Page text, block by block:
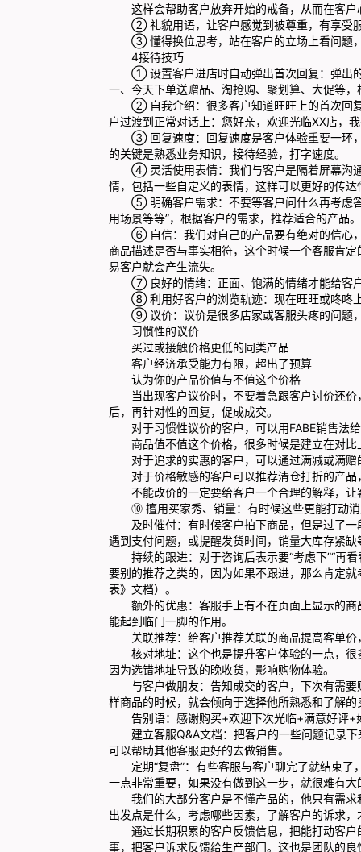
这样会帮助客户放弃开始的戒备，从而在客户
② 礼貌用语，让客户感觉到被尊重，有享受
③ 懂得换位思考，站在客户的立场上看问题
4接待技巧
① 设置客户进店时自动弹出首次回复：弹出的
一、今天下单送赠品、淘抢购、聚划算、大促等
② 自我介绍：很多客户知道旺旺上的首次回复
户过渡到正常对话上：您好亲，欢迎光临XX店，
③ 回复速度：回复速度是客户体验重要一环，
的关键是熟悉业务知识，接待经验，打字速度。
④ 灵活使用表情：我们与客户是隔着屏幕沟通
情，包括一些自定义的表情，这样可以更好的传
⑤ 明确客户需求：不要等客户问什么再考虑答
用场景等等”，根据客户的需求，推荐适合的产品。
⑥ 自信：我们对自己的产品要有绝对的信心，
商品描述是否与事实相符，这个时候一个客服肯
易客户就会产生流失。
⑦ 良好的情绪：正面、饱满的情绪才能给客
⑧ 利用好客户的浏览轨迹：现在旺旺或咚咚上
⑨ 议价：议价是很多店家或客服头疼的问题，
习惯性的议价
买过或接触价格更低的同类产品
客户经济承受能力有限，超出了预算
认为你的产品价值与不值这个价格
当出现客户议价时，不要着急跟客户讨价还价
后，再针对性的回复，促成成交。
对于习惯性议价的客户，可以用FABE销售法
商品值不值这个价格，很多时候是建立在对比
对于追求的实惠的客户，可以通过满减或满赠
对于价格敏感的客户可以推荐清仓打折的产品
不能改价的一定要给客户一个合理的解释，让
⑩ 擅用买家秀、销量：有时候这些更能打动消
及时催付：有时候客户拍下商品，但是过了一
遇到支付问题，或提醒发货时间，销量大库存紧
持续的跟进：对于咨询后表示要“考虑下”“再看
要别的推荐之类的，因为如果不跟进，那么肯定
表》文档）。
额外的优惠：客服手上有不在页面上显示的商
能起到临门一脚的作用。
关联推荐：给客户推荐关联的商品提高客单价
核对地址：这个也是提升客户体验的一点，很
因为选错地址导致的晚收货，影响购物体验。
与客户做朋友：告知成交的客户，下次有需要
样商品的时候，就会倾向于选择他所熟悉和了解
告别语：感谢购买+欢迎下次光临+满意好评+
建立客服Q&A文档：把客户的一些问题记录下
可以帮助其他客服更好的去做销售。
定期“复盘”：有些客服与客户聊完了就结束了
一点非常重要，如果没有做到这一步，就很难有大
我们的大部分客户是不懂产品的，他只有需求
出发点是什么，考虑哪些因素，了解客户的诉求
通过长期积累的客户反馈信息，把能打动客户
事，把客户诉求反馈给生产部门。这也是团队的良